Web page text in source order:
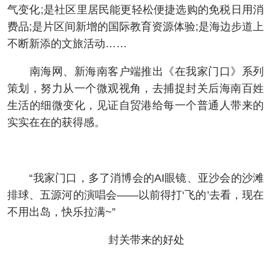
气变化;是社区里居民能更轻松便捷选购的免税日用消
费品;是片区间新增的国际教育资源体验;是海边步道上
不断新添的文旅活动……
南海网、新海南客户端推出《在我家门口》系列
策划，努力从一个微观视角，去捕捉封关后海南百姓
生活的细微变化，见证自贸港给每一个普通人带来的
实实在在的获得感。
“我家门口，多了消博会的AI眼镜、亚沙会的沙滩
排球、五源河的演唱会——以前得打‘飞的’去看，现在
不用出岛，快乐拉满~”
封关带来的好处